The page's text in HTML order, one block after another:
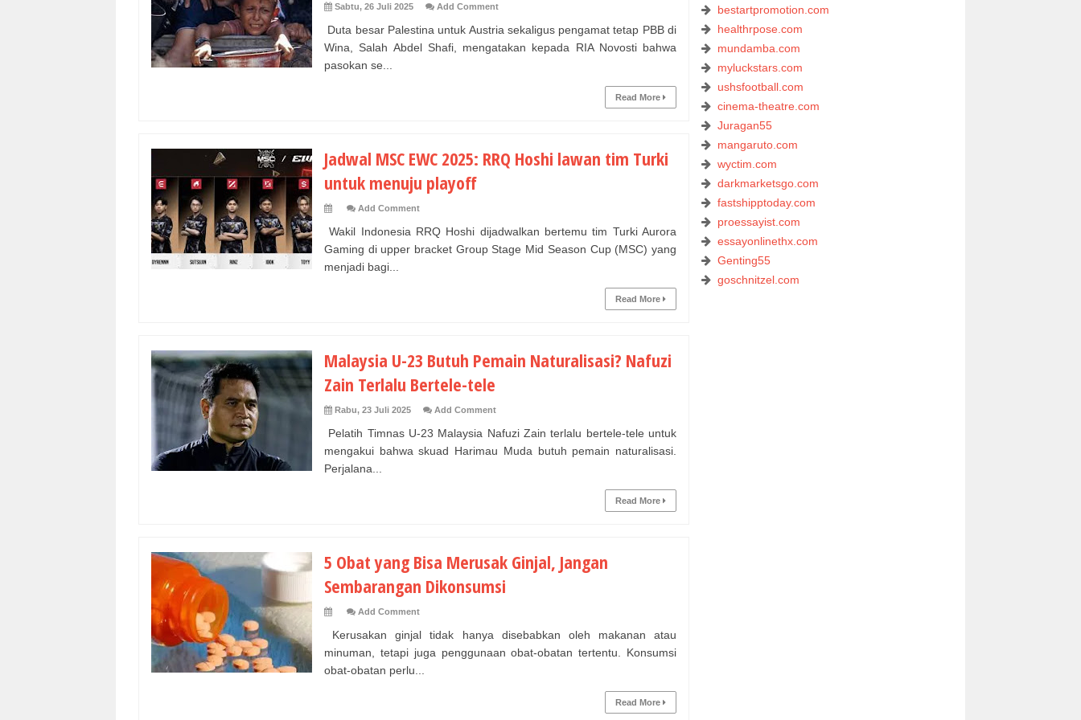
Sabtu, 26 Juli 2025 Add Comment
Duta besar Palestina untuk Austria sekaligus pengamat tetap PBB di
Wina, Salah Abdel Shafi, mengatakan kepada RIA Novosti bahwa
pasokan se...
Read More
Jadwal MSC EWC 2025: RRQ Hoshi lawan tim Turki
untuk menuju playoff
Add Comment
Wakil Indonesia RRQ Hoshi dijadwalkan bertemu tim Turki Aurora
Gaming di upper bracket Group Stage Mid Season Cup (MSC) yang
menjadi bagi...
Read More
Malaysia U-23 Butuh Pemain Naturalisasi? Nafuzi
Zain Terlalu Bertele-tele
Rabu, 23 Juli 2025 Add Comment
Pelatih Timnas U-23 Malaysia Nafuzi Zain terlalu bertele-tele untuk
mengakui bahwa skuad Harimau Muda butuh pemain naturalisasi.
Perjalana...
Read More
5 Obat yang Bisa Merusak Ginjal, Jangan
Sembarangan Dikonsumsi
Add Comment
Kerusakan ginjal tidak hanya disebabkan oleh makanan atau
minuman, tetapi juga penggunaan obat-obatan tertentu. Konsumsi
obat-obatan perlu...
Read More
bestartpromotion.com
healthrpose.com
mundamba.com
myluckstars.com
ushsfootball.com
cinema-theatre.com
Juragan55
mangaruto.com
wyctim.com
darkmarketsgo.com
fastshipptoday.com
proessayist.com
essayonlinethx.com
Genting55
goschnitzel.com